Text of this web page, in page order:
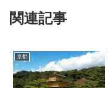
関連記事
京都